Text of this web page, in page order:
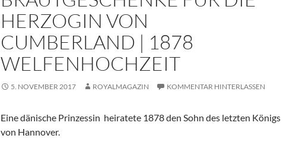
HERZOGIN VON
CUMBERLAND | 1878
WELFENHOCHZEIT
5. NOVEMBER 2017 ROYALMAGAZIN KOMMENTAR HINTERLASSEN
Eine dänische Prinzessin heiratete 1878 den Sohn des letzten Königs
von Hannover.